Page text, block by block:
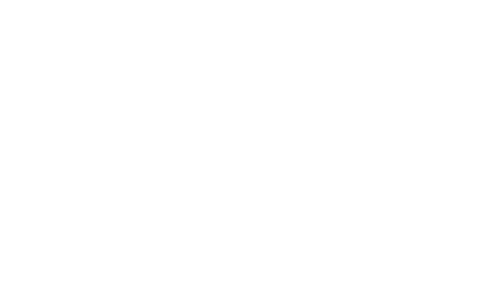
々研鑽を積